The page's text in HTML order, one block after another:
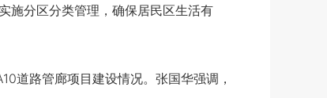
施分区分类管理，确保居民区生活有
路管廊项目建设情况。张国华强调，